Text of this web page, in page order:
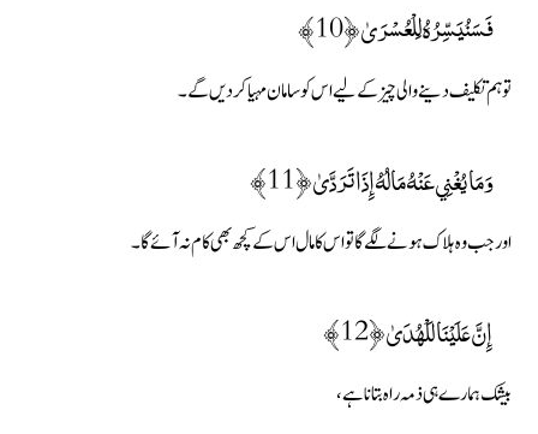
فَسَنُيَسِّرُهُ لِلْعُسْرَىٰ ﴿10﴾
تو ہم تکلیف دینے والی چیز کے لیے اس کو سامان مہیا کردیں گے۔
وَمَا يُغْنِي عَنْهُ مَالُهُ إِذَا تَرَدَّىٰ ﴿11﴾
اور جب وہ ہلاک ہونے لگے گا تو اس کا مال اس کے کچھ بھی کام نہ آئے گا۔
إِنَّ عَلَيْنَا لَلْهُدَىٰ ﴿12﴾
بیشک ہمارے ہی ذمہ راہ بتانا ہے،